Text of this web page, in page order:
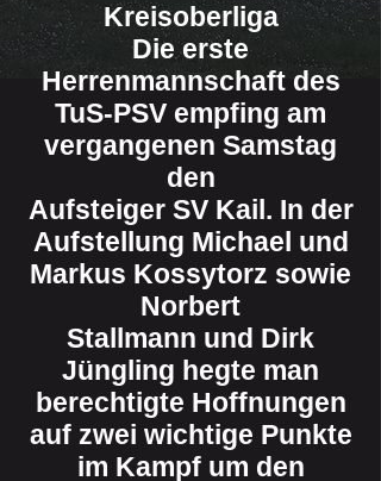
Kreisoberliga
Die erste
Herrenmannschaft des
TuS-PSV empfing am
vergangenen Samstag
den
Aufsteiger SV Kail. In der
Aufstellung Michael und
Markus Kossytorz sowie
Norbert
Stallmann und Dirk
Jüngling hegte man
berechtigte Hoffnungen
auf zwei wichtige Punkte
im Kampf um den